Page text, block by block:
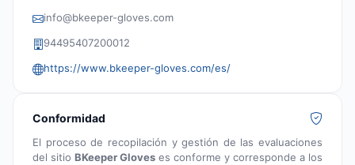
info@bkeeper-gloves.com
94495407200012
https://www.bkeeper-gloves.com/es/
Conformidad
El proceso de recopilación y gestión de las evaluaciones
del sitio BKeeper Gloves es conforme y corresponde a los